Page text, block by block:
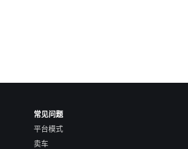
常见问题
平台模式
卖车